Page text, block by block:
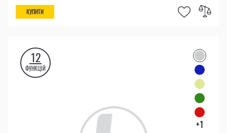
КУПИТИ
12
ФУНКЦІЙ
+1